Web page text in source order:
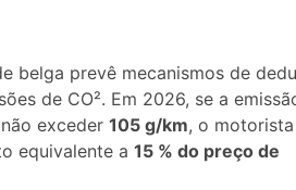
belga prevê mecanismos de
de CO². Em 2026, se a
exceder 105 g/km, o motorista
equivalente a 15 % do preço de